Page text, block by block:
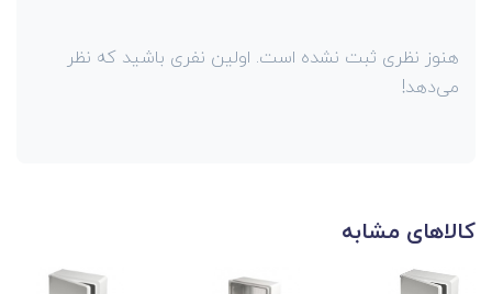
هنوز نظری ثبت نشده است. اولین نفری باشید که نظر
می‌دهد!
کالاهای مشابه